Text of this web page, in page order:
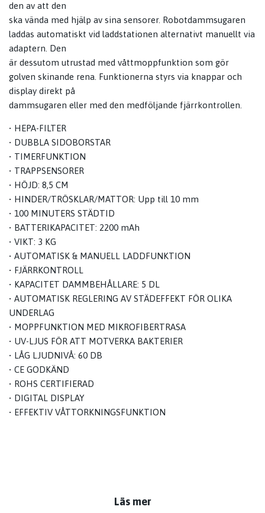
den av att den
ska vända med hjälp av sina sensorer. Robotdammsugaren
laddas automatiskt vid laddstationen alternativt manuellt via
adaptern. Den
är dessutom utrustad med våttmoppfunktion som gör
golven skinande rena. Funktionerna styrs via knappar och
display direkt på
dammsugaren eller med den medföljande fjärrkontrollen.
• HEPA-FILTER
• DUBBLA SIDOBORSTAR
• TIMERFUNKTION
• TRAPPSENSORER
• HÖJD: 8,5 CM
• HINDER/TRÖSKLAR/MATTOR: Upp till 10 mm
• 100 MINUTERS STÄDTID
• BATTERIKAPACITET: 2200 mAh
• VIKT: 3 KG
• AUTOMATISK & MANUELL LADDFUNKTION
• FJÄRRKONTROLL
• KAPACITET DAMMBEHÅLLARE: 5 DL
• AUTOMATISK REGLERING AV STÄDEFFEKT FÖR OLIKA
UNDERLAG
• MOPPFUNKTION MED MIKROFIBERTRASA
• UV-LJUS FÖR ATT MOTVERKA BAKTERIER
• LÅG LJUDNIVÅ: 60 DB
• CE GODKÄND
• ROHS CERTIFIERAD
• DIGITAL DISPLAY
• EFFEKTIV VÅTTORKNINGSFUNKTION
Läs mer